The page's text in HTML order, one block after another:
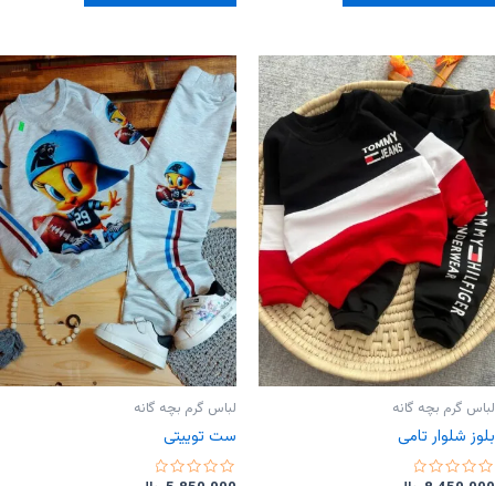
مختلفی
می
ممکن
است
در
صفحه
محصول
انتخاب
شوند
مختلفی
می
باشد.
گزینه
ها
ممکن
است
در
صفحه
محصول
انتخاب
شوند
لباس گرم بچه گانه
بلوز‌ شلوار تامی
لباس گرم بچه گانه
ست توییتی